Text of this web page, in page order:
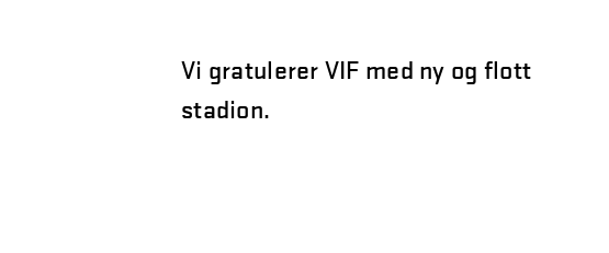
Vi gratulerer VIF med ny og flott
stadion.